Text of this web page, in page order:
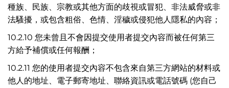
種族、民族、宗教或其他方面的歧視或冒犯、非法威脅或非
法騷擾，或包含粗俗、色情、淫穢或侵犯他人隱私的內容；
10.2.10 您未曾且不會因提交使用者提交內容而被任何第三
方給予補償或任何報酬；
10.2.11 您的使用者提交內容不包含來自第三方網站的材料或
他人的地址、電子郵寄地址、聯絡資訊或電話號碼 (您自己